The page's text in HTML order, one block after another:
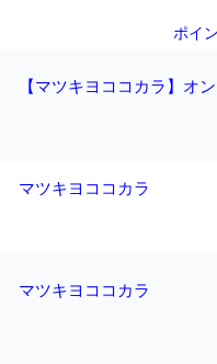
ポイ
【マツキヨココカラ】オ
マツキヨココカラ
マツキヨココカラ